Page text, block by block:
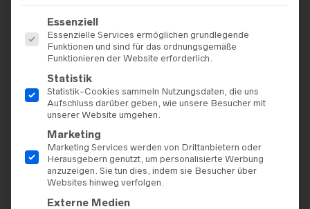
Es folgt eine Liste der Service-Gruppen, für die eine
Essenziell
Essenzielle Services ermöglichen grundlegende
Funktionen und sind für das ordnungsgemäße
Funktionieren der Website erforderlich.
Statistik
Statistik-Cookies sammeln Nutzungsdaten, die uns
Aufschluss darüber geben, wie unsere Besucher mit
unserer Website umgehen.
Marketing
Marketing Services werden von Drittanbietern oder
Herausgebern genutzt, um personalisierte Werbung
anzuzeigen. Sie tun dies, indem sie Besucher über
Websites hinweg verfolgen.
Externe Medien